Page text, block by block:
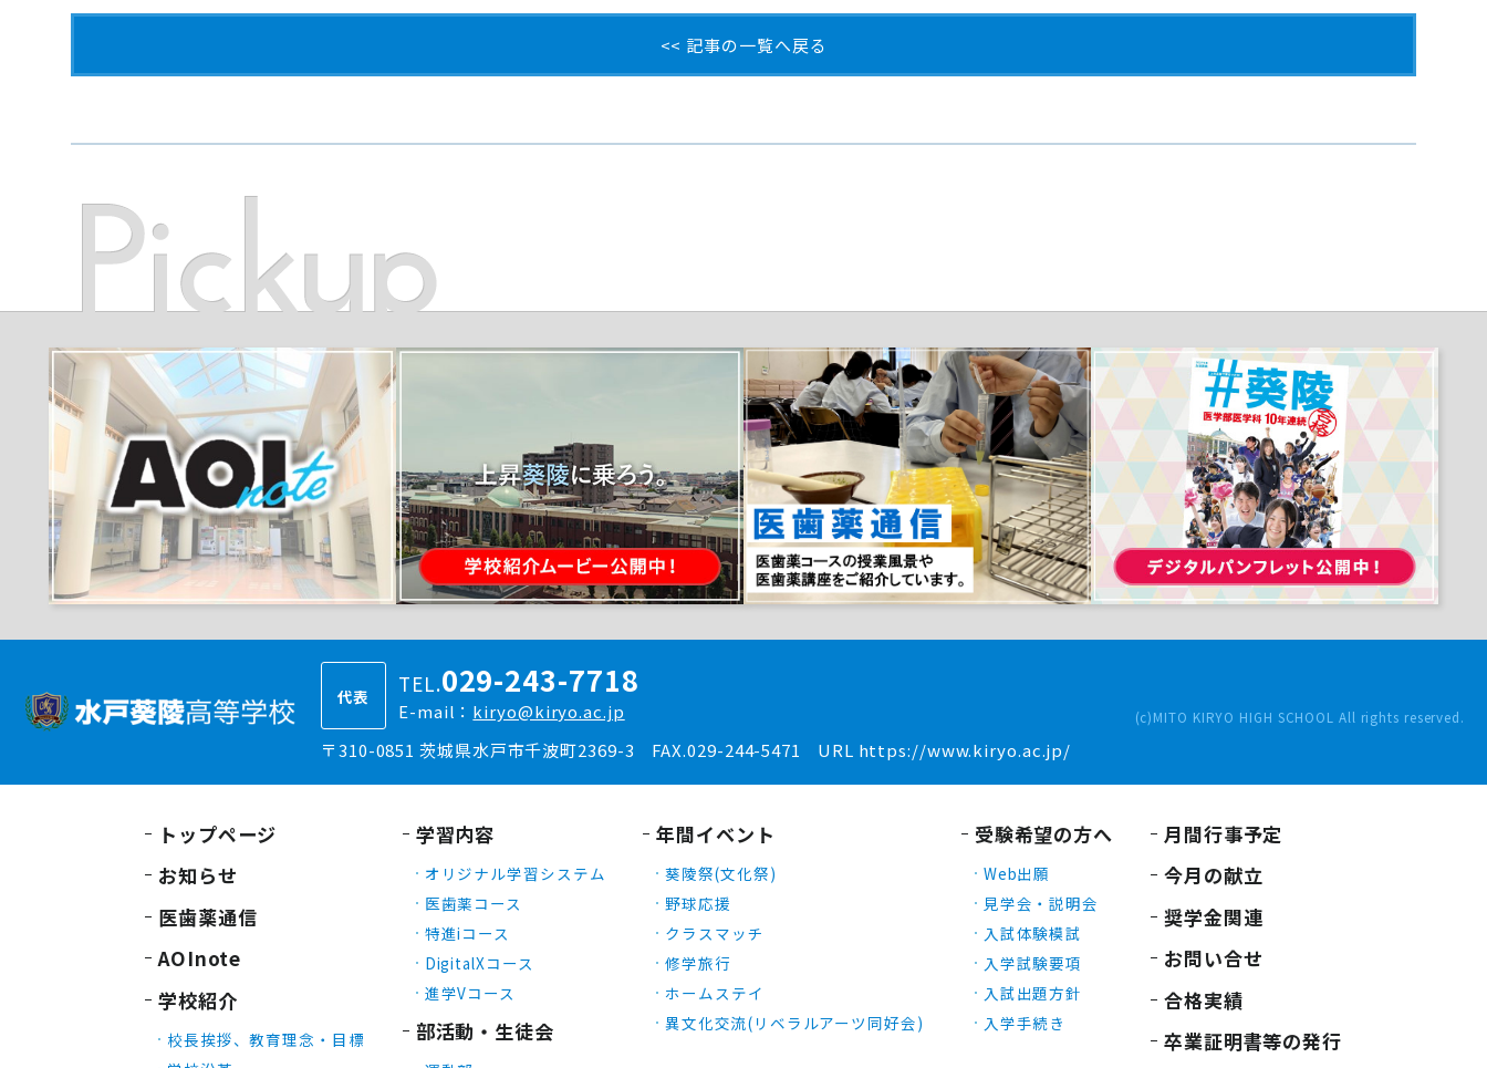
<< 記事の一覧へ戻る
代表 TEL.029-243-7718
E-mail： kiryo@kiryo.ac.jp
〒310-0851 茨城県水戸市千波町2369-3
FAX.029-244-5471 URL https://www.kiryo.ac.jp/
(c)MITO KIRYO HIGH SCHOOL All rights reserved.
トップページ
お知らせ
医歯薬通信
AOInote
学校紹介
校長挨拶、教育理念・目標
学習内容
オリジナル学習システム
医歯薬コース
特進iコース
DigitalXコース
進学Vコース
部活動・生徒会
年間イベント
葵陵祭(文化祭)
野球応援
クラスマッチ
修学旅行
ホームステイ
異文化交流(リベラルアーツ同好会)
受験希望の方へ
Web出願
見学会・説明会
入試体験模試
入学試験要項
入試出題方針
入学手続き
月間行事予定
今月の献立
奨学金関連
お問い合せ
合格実績
卒業証明書等の発行